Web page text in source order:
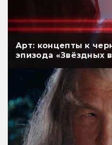
Арт: концепты к
эпизода «Звёздных